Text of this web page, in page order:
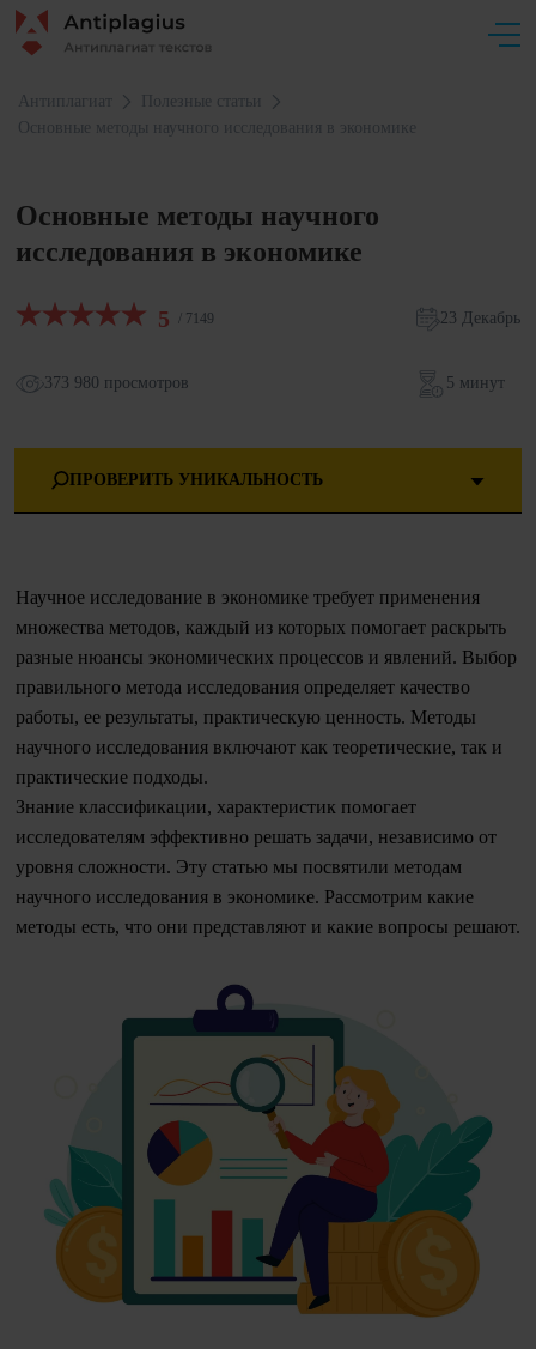
Антиплагиат
Полезные статьи
Основные методы научного исследования в экономике
Основные методы научного
исследования в экономике
5 / 7149 23 Декабрь
373 980 просмотров 5 минут
ПРОВЕРИТЬ УНИКАЛЬНОСТЬ
Научное исследование в экономике требует применения
множества методов, каждый из которых помогает раскрыть
разные нюансы экономических процессов и явлений. Выбор
правильного метода исследования определяет качество
работы, ее результаты, практическую ценность. Методы
научного исследования включают как теоретические, так и
практические подходы.
Знание классификации, характеристик помогает
исследователям эффективно решать задачи, независимо от
уровня сложности. Эту статью мы посвятили методам
научного исследования в экономике. Рассмотрим какие
методы есть, что они представляют и какие вопросы решают.